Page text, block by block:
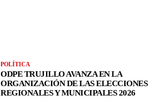
POLÍTICA
ODPE TRUJILLO AVANZA EN LA
ORGANIZACIÓN DE LAS ELECCIONES
REGIONALES Y MUNICIPALES 2026